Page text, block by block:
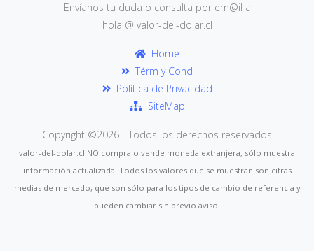
Envíanos tu duda o consulta por em@il a
hola @ valor-del-dolar.cl
Home
Térm y Cond
Política de Privacidad
SiteMap
Copyright ©2026 - Todos los derechos reservados
valor-del-dolar.cl NO compra o vende moneda extranjera, sólo muestra
información actualizada. Todos los valores que se muestran son cifras
medias de mercado, que son sólo para los tipos de cambio de referencia y
pueden cambiar sin previo aviso.